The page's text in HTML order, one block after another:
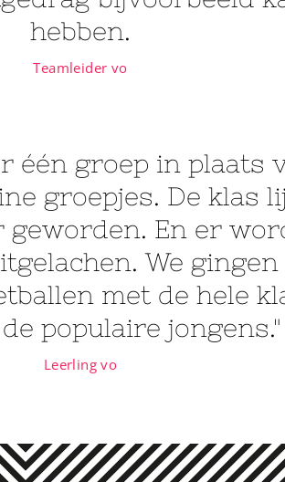
hebben.
Teamleider vo
één groep in plaats
groepjes. De klas
geworden. En er
We gingen
met de hele
populaire jongens."
Leerling vo